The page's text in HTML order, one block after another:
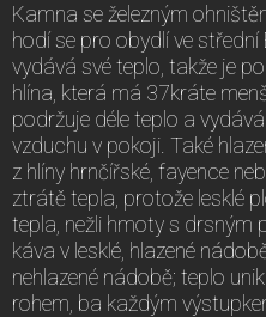
Kamna se železným
hodí se pro obydlí ve střední
vydává své teplo, takže je
hlína, která má 37kráte
podržuje déle teplo a
vzduchu v pokoji. Také
z hlíny hrnčířské, fayence
ztrátě tepla, protože lesklé
tepla, nežli hmoty s
káva v lesklé, hlazené
nehlazené nádobě; teplo
rohem, ba každým